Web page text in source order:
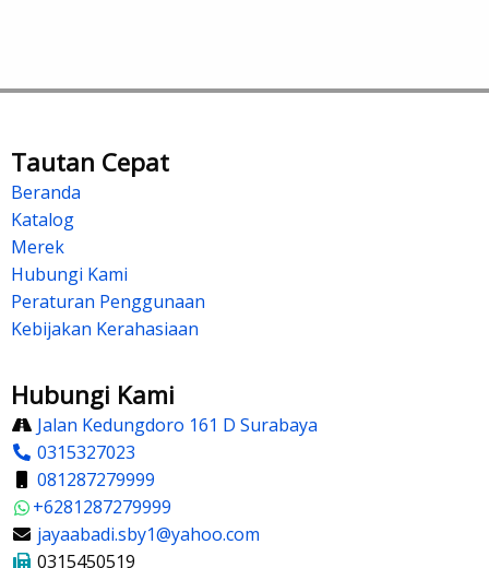
Tautan Cepat
Beranda
Katalog
Merek
Hubungi Kami
Peraturan Penggunaan
Kebijakan Kerahasiaan
Hubungi Kami
Jalan Kedungdoro 161 D Surabaya
0315327023
081287279999
+6281287279999
jayaabadi.sby1@yahoo.com
0315450519